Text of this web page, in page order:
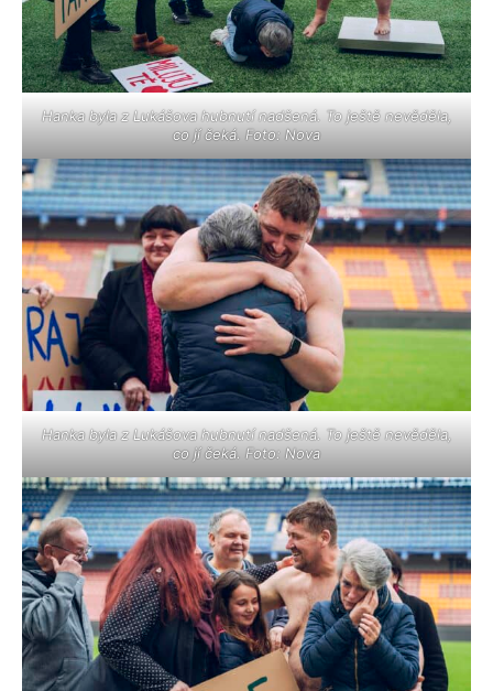
Hanka byla z Lukášova hubnutí nadšená. To ještě nevěděla,
co jí čeká. Foto: Nova
Hanka byla z Lukášova hubnutí nadšená. To ještě nevěděla,
co jí čeká. Foto: Nova